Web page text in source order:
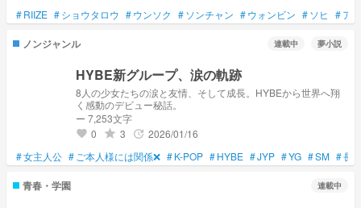
#RIIZE #ショウタロウ #ウンソク #ソンチャン #ウォンビン #ソヒ #ア
ノンジャンル 連載中 夢小説
HYBE新グループ、涙の軌跡
8人の少女たちの涙と友情、そして成長。HYBEから世界へ翔
く感動のデビュー秘話。
ー 7,253文字
favorite 0 grade 3 update 2026/01/16
#女主人公 # ご本人様には関係❌ #K-POP #HYBE #JYP #YG #SM #長
青春・学園 連載中